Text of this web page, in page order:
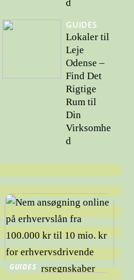
d
GUIDES
Lokaler til
Leje
Odense –
Find Det
Rigtige
Rum til
Din
Virksomhe
d
GUIDES